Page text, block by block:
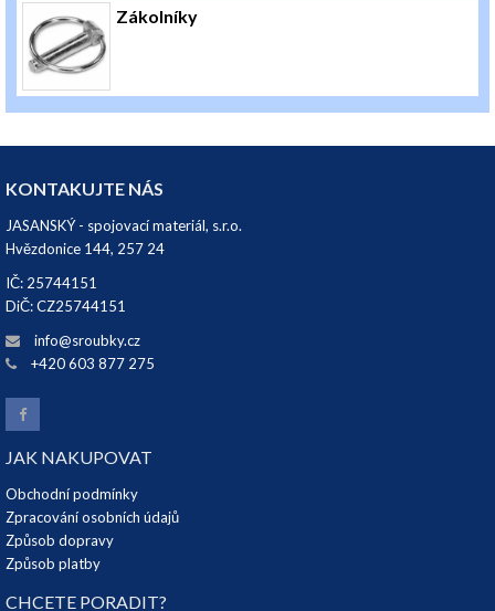
Zákolníky
KONTAKUJTE NÁS
JASANSKÝ - spojovací materiál, s.r.o.
Hvězdonice 144, 257 24
IČ: 25744151
DiČ: CZ25744151
info@sroubky.cz
+420 603 877 275
JAK NAKUPOVAT
Obchodní podmínky
Zpracování osobních údajů
Způsob dopravy
Způsob platby
CHCETE PORADIT?